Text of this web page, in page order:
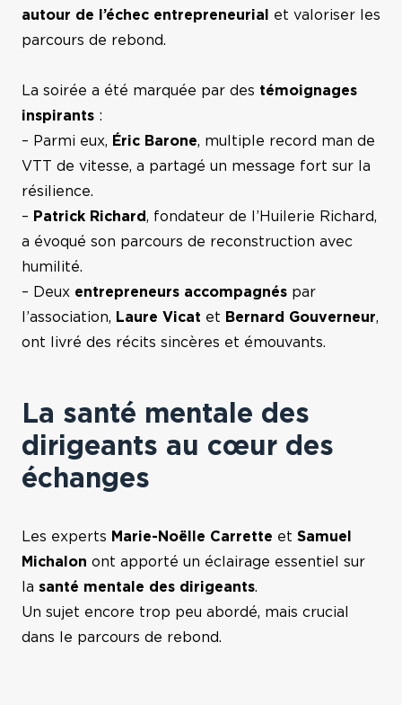
autour de l’échec entrepreneurial
et valoriser les
parcours de rebond.
La soirée a été marquée par des témoignages
inspirants :
– Parmi eux, Éric Barone, multiple record man de
VTT de vitesse, a partagé un message fort sur la
résilience.
– Patrick Richard, fondateur de l’Huilerie Richard,
a évoqué son parcours de reconstruction avec
humilité.
– Deux entrepreneurs accompagnés par
l’association, Laure Vicat et Bernard Gouverneur,
ont livré des récits sincères et émouvants.
La santé mentale des
dirigeants au cœur des
échanges
Les experts Marie-Noëlle Carrette et Samuel
Michalon ont apporté un éclairage essentiel sur
la santé mentale des dirigeants.
Un sujet encore trop peu abordé, mais crucial
dans le parcours de rebond.